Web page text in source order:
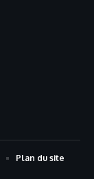
Plan du site